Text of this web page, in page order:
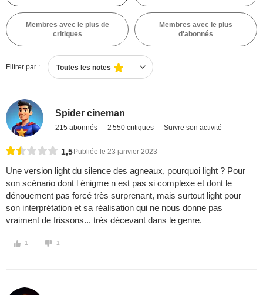
Membres avec le plus de
critiques
Membres avec le plus
d'abonnés
Filtrer par : Toutes les notes
Spider cineman
215 abonnés 2 550 critiques Suivre son activité
1,5 Publiée le 23 janvier 2023
Une version light du silence des agneaux, pourquoi light ? Pour
son scénario dont l énigme n est pas si complexe et dont le
dénouement pas forcé très surprenant, mais surtout light pour
son interprétation et sa réalisation qui ne nous donne pas
vraiment de frissons... très décevant dans le genre.
1 1